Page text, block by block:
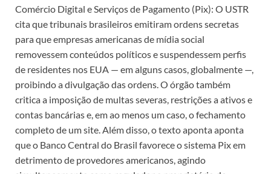
Comércio Digital e Serviços de Pagamento (Pix): O USTR
cita que tribunais brasileiros emitiram ordens secretas
para que empresas americanas de mídia social
removessem conteúdos políticos e suspendessem perfis
de residentes nos EUA — em alguns casos, globalmente —,
proibindo a divulgação das ordens. O órgão também
critica a imposição de multas severas, restrições a ativos e
contas bancárias e, em ao menos um caso, o fechamento
completo de um site. Além disso, o texto aponta aponta
que o Banco Central do Brasil favorece o sistema Pix em
detrimento de provedores americanos, agindo